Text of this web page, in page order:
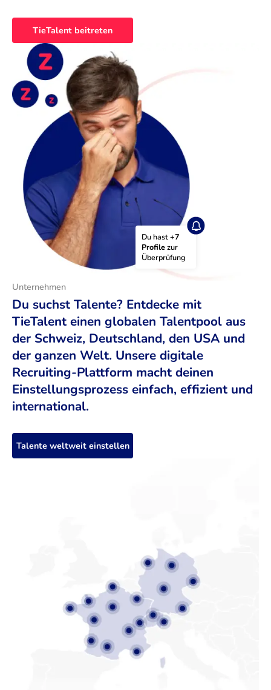
TieTalent beitreten
Du hast +7
Profile zur
Überprüfung
Unternehmen
Du suchst Talente? Entdecke mit
TieTalent einen globalen Talentpool aus
der Schweiz, Deutschland, den USA und
der ganzen Welt. Unsere digitale
Recruiting-Plattform macht deinen
Einstellungsprozess einfach, effizient und
international.
Talente weltweit einstellen